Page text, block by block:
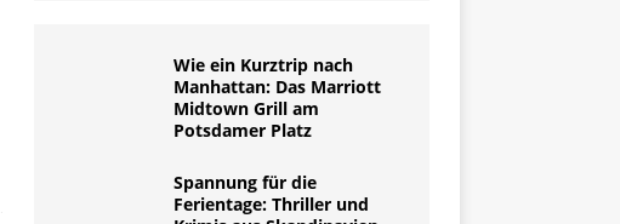
Wie ein Kurztrip nach
Manhattan: Das Marriott
Midtown Grill am
Potsdamer Platz
Spannung für die
Ferientage: Thriller und